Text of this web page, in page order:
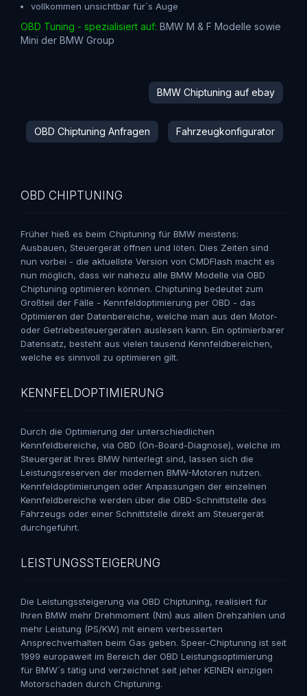
vollkommen unsichtbar für´s Auge
OBD Tuning - spezialisiert auf: BMW M & F Modelle sowie
Mini der BMW Group
BMW Chiptuning auf ebay
OBD Chiptuning Anfragen Fahrzeugkonfigurator
OBD CHIPTUNING
Früher hieß es beim Chiptuning für BMW meistens:
Ausbauen, Steuergerät öffnen und löten. Dies Zeiten sind
nun vorbei - die aktuellste Version von CMDFlash macht es
nun möglich, dass wir nahezu alle BMW Modelle via OBD
Chiptuning optimieren können. Chiptuning bedeutet zum
Großteil der Fälle - Kennfeldoptimierung per OBD - das
Optimieren der Datenbereiche, welche man aus den Motor-
oder Getriebesteuergeräten auslesen kann. Ein optimierbarer
Datensatz, besteht aus vielen tausend Kennfeldbereichen,
welche es sinnvoll zu optimieren gilt.
KENNFELDOPTIMIERUNG
Durch die Optimierung der unterschiedlichen
Kennfeldbereiche, via OBD (On-Board-Diagnose), welche im
Steuergerät Ihres BMW hinterlegt sind, lassen sich die
Leistungsreserven der modernen BMW-Motoren nutzen.
Kennfeldoptimierungen oder Anpassungen der einzelnen
Kennfeldbereiche werden über die OBD-Schnittstelle des
Fahrzeugs oder einer Schnittstelle direkt am Steuergerät
durchgeführt.
LEISTUNGSSTEIGERUNG
Die Leistungssteigerung via OBD Chiptuning, realisiert für
Ihren BMW mehr Drehmoment (Nm) aus allen Drehzahlen und
mehr Leistung (PS/KW) mit einem verbesserten
Ansprechverhalten beim Gas geben. Speer-Chiptuning ist seit
1999 europaweit im Bereich der OBD Leistungsoptimierung
für BMW´s tätig und verzeichnet seit jeher KEINEN einzigen
Motorschaden durch Chiptuning.